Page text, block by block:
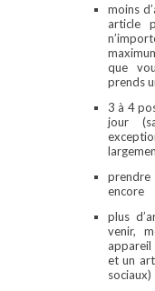
moins
article
que
prends
3 à 4
jour
encore
plus
venir,
et un
sociaux)